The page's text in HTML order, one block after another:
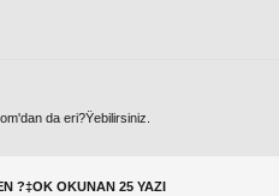
da eri?Ÿebilirsiniz.
?‡OK OKUNAN 25 YAZI